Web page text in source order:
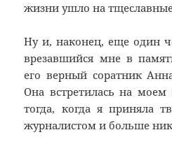
жизни ушло на
Ну и, наконец, еще один
врезавшийся мне в
его верный соратник
Она встретилась на
тогда, когда я приняла
журналистом и больше